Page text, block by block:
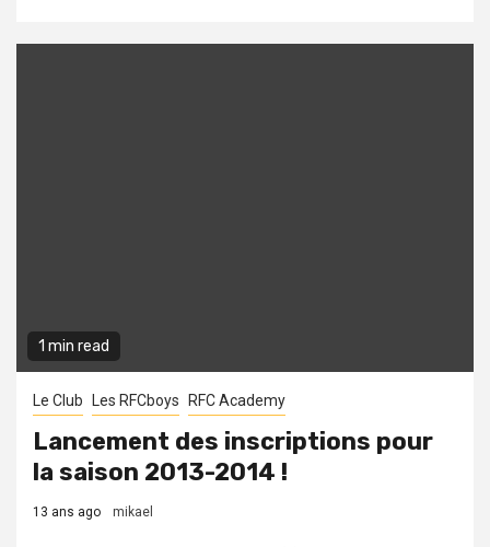
1 min read
Le Club Les RFCboys RFC Academy
Lancement des inscriptions pour
la saison 2013-2014 !
13 ans ago mikael